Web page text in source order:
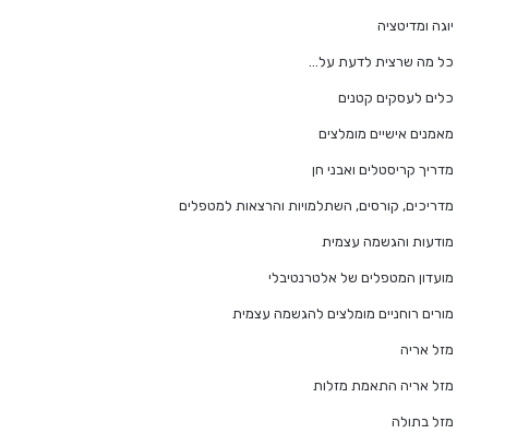
יוגה ומדיטציה
כל מה שרצית לדעת על…
כלים לעסקים קטנים
מאמנים אישיים מומלצים
מדריך קריסטלים ואבני חן
מדריכים, קורסים, השתלמויות והרצאות למטפלים
מודעות והגשמה עצמית
מועדון המטפלים של אלטרנטיבלי
מורים רוחניים מומלצים להגשמה עצמית
מזל אריה
מזל אריה התאמת מזלות
מזל בתולה